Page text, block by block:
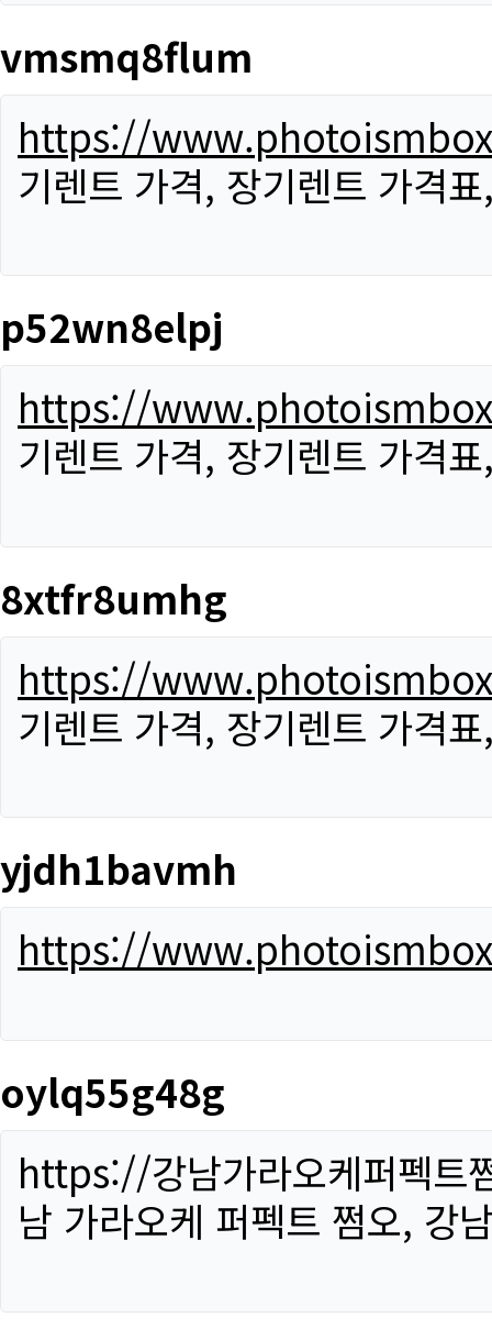
vmsmq8flum
https://
기렌트 가격, 장기렌트 가격
p52wn8elpj
https://
기렌트 가격, 장기렌트 가격
8xtfr8umhg
https://
기렌트 가격, 장기렌트 가격
yjdh1bavmh
https://
oylq55g48g
https://강남가라오케퍼펙트
남 가라오케 퍼펙트 쩜오, 강